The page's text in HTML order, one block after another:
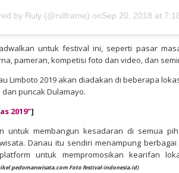
by Ruly (@rulframe) onSep 20, 2018 at
untuk festival ini, seperti pasar
pameran, kompetisi foto dan video, dan
Limboto 2019 akan diadakan di beberapa
puncak Dulamayo.
2019"]
untuk membangun kesadaran di semua
Danau itu sendiri menampung
untuk mempromosikan kearifan
pedomanwisata.com Foto festival-indonesia.id)